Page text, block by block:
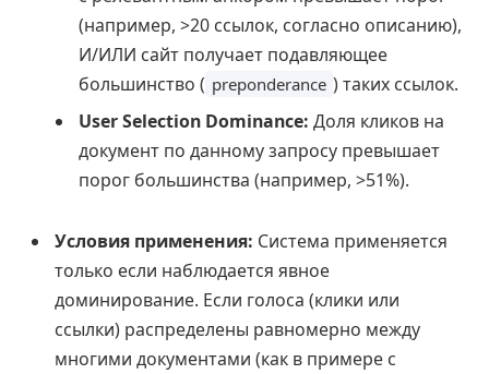
(например, >20 ссылок, согласно описанию),
И/ИЛИ сайт получает подавляющее
большинство ( preponderance ) таких ссылок.
User Selection Dominance: Доля кликов на
документ по данному запросу превышает
порог большинства (например, >51%).
Условия применения: Система применяется
только если наблюдается явное
доминирование. Если голоса (клики или
ссылки) распределены равномерно между
многими документами (как в примере с